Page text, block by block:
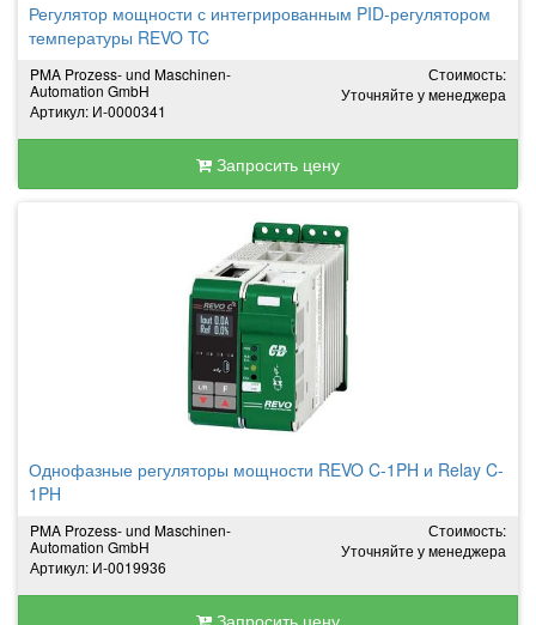
Регулятор мощности с интегрированным PID-регулятором
температуры REVO TC
PMA Prozess- und Maschinen-
Automation GmbH
Артикул: И-0000341
Стоимость:
Уточняйте у менеджера
Запросить цену
Однофазные регуляторы мощности REVO C-1PH и Relay C-
1PH
PMA Prozess- und Maschinen-
Automation GmbH
Артикул: И-0019936
Стоимость:
Уточняйте у менеджера
Запросить цену